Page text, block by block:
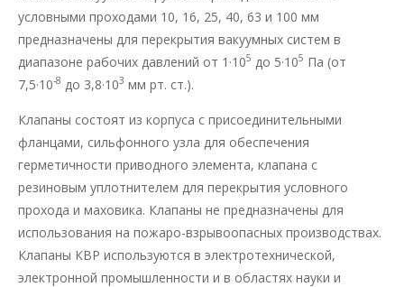
условными проходами 10, 16, 25, 40, 63 и 100 мм
предназначены для перекрытия вакуумных систем в
диапазоне рабочих давлений от 1·105 до 5·105 Па (от
7,5·10-8 до 3,8·103 мм рт. ст.).
Клапаны состоят из корпуса с присоединительными
фланцами, сильфонного узла для обеспечения
герметичности приводного элемента, клапана с
резиновым уплотнителем для перекрытия условного
прохода и маховика. Клапаны не предназначены для
использования на пожаро-взрывоопасных производствах.
Клапаны КВР используются в электротехнической,
электронной промышленности и в областях науки и